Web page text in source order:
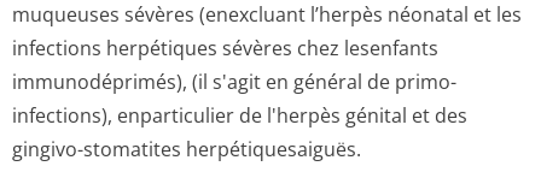
muqueuses sévères (enexcluant l’herpès néonatal et les
infections herpétiques sévères chez lesenfants
immunodéprimés), (il s'agit en général de primo-
infections), enparticulier de l'herpès génital et des
gingivo-stomatites herpétiquesaiguës.